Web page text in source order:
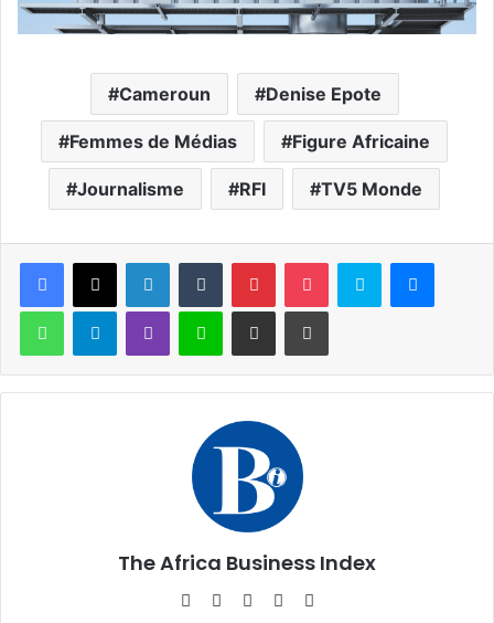
Cameroun Denise Epote
Femmes de Médias Figure Africaine
Journalisme RFI TV5 Monde
Facebook
X LinkedinTumblr PinterestPocket Skype
WhatsAppTelegramViber Ligne Partager par email Imprimer
The Africa Business Index
WebsiteFacebook
X Linkedin